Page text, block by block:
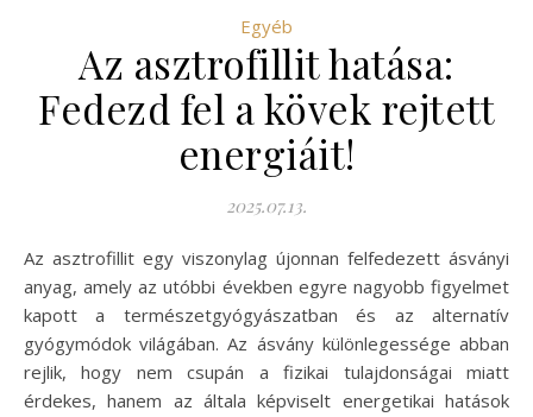
Egyéb
Az asztrofillit hatása:
Fedezd fel a kövek rejtett
energiáit!
2025.07.13.
Az asztrofillit egy viszonylag újonnan felfedezett ásványi
anyag, amely az utóbbi években egyre nagyobb figyelmet
kapott a természetgyógyászatban és az alternatív
gyógymódok világában. Az ásvány különlegessége abban
rejlik, hogy nem csupán a fizikai tulajdonságai miatt
érdekes, hanem az általa képviselt energetikai hatások